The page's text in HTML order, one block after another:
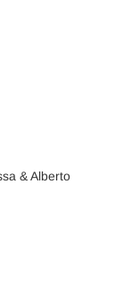
& Alberto